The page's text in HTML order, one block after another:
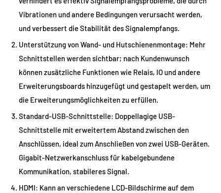
Vibrationen und andere Bedingungen verursacht werden,
und verbessert die Stabilität des Signalempfangs.
Unterstützung von Wand- und Hutschienenmontage: Mehr
Schnittstellen werden sichtbar; nach Kundenwunsch
können zusätzliche Funktionen wie Relais, IO und andere
Erweiterungsboards hinzugefügt und gestapelt werden, um
die Erweiterungsmöglichkeiten zu erfüllen.
Standard-USB-Schnittstelle: Doppellagige USB-
Schnittstelle mit erweitertem Abstand zwischen den
Anschlüssen, ideal zum Anschließen von zwei USB-Geräten.
Gigabit-Netzwerkanschluss für kabelgebundene
Kommunikation, stabileres Signal.
HDMI: Kann an verschiedene LCD-Bildschirme auf dem